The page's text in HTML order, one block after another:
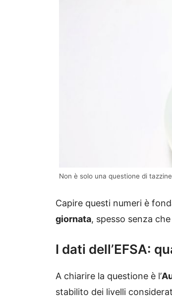
Non è solo una questione di
Capire questi numeri è
giornata, spesso senza
I dati dell’EFSA:
A chiarire la questione è l’
stabilito dei livelli